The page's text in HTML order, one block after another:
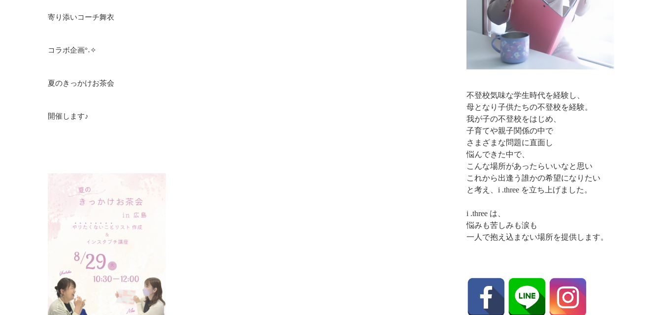
寄り添いコーチ舞衣
コラボ企画°˖✧
夏のきっかけお茶会
開催します♪
不登校気味な学生時代を経験し、
母となり子供たちの不登校を経験。
我が子の不登校をはじめ、
子育てや親子関係の中で
さまざまな問題に直面し
悩んできた中で、
こんな場所があったらいいなと思い
これから出逢う誰かの希望になりたい
と考え、i .three を立ち上げました。
i .three は、
悩みも苦しみも涙も
一人で抱え込まない場所を提供します。